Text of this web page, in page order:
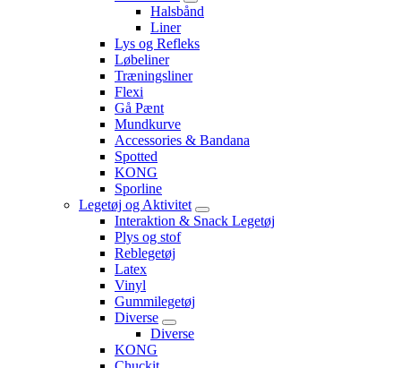
Halsbånd
Liner
Lys og Refleks
Løbeliner
Træningsliner
Flexi
Gå Pænt
Mundkurve
Accessories & Bandana
Spotted
KONG
Sporline
Legetøj og Aktivitet
Interaktion & Snack Legetøj
Plys og stof
Reblegetøj
Latex
Vinyl
Gummilegetøj
Diverse
Diverse
KONG